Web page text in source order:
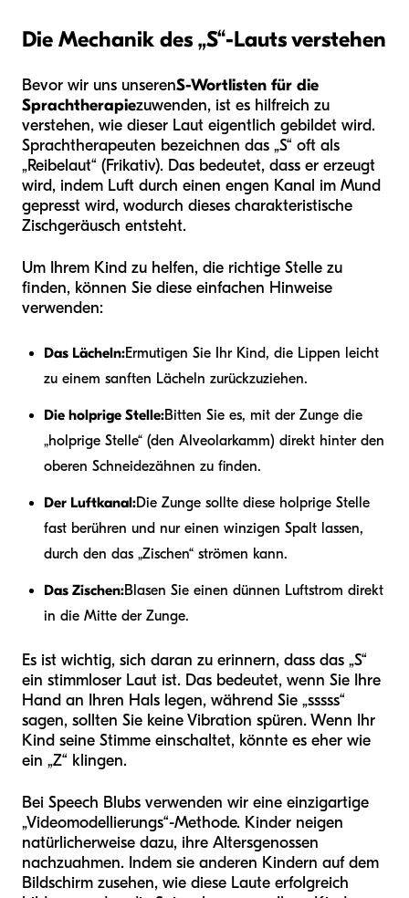
Die Mechanik des „S“-Lauts verstehen
Bevor wir uns unserenS-Wortlisten für die
Sprachtherapiezuwenden, ist es hilfreich zu
verstehen, wie dieser Laut eigentlich gebildet wird.
Sprachtherapeuten bezeichnen das „S“ oft als
„Reibelaut“ (Frikativ). Das bedeutet, dass er erzeugt
wird, indem Luft durch einen engen Kanal im Mund
gepresst wird, wodurch dieses charakteristische
Zischgeräusch entsteht.
Um Ihrem Kind zu helfen, die richtige Stelle zu
finden, können Sie diese einfachen Hinweise
verwenden:
Das Lächeln:Ermutigen Sie Ihr Kind, die Lippen leicht
zu einem sanften Lächeln zurückzuziehen.
Die holprige Stelle:Bitten Sie es, mit der Zunge die
„holprige Stelle“ (den Alveolarkamm) direkt hinter den
oberen Schneidezähnen zu finden.
Der Luftkanal:Die Zunge sollte diese holprige Stelle
fast berühren und nur einen winzigen Spalt lassen,
durch den das „Zischen“ strömen kann.
Das Zischen:Blasen Sie einen dünnen Luftstrom direkt
in die Mitte der Zunge.
Es ist wichtig, sich daran zu erinnern, dass das „S“
ein stimmloser Laut ist. Das bedeutet, wenn Sie Ihre
Hand an Ihren Hals legen, während Sie „sssss“
sagen, sollten Sie keine Vibration spüren. Wenn Ihr
Kind seine Stimme einschaltet, könnte es eher wie
ein „Z“ klingen.
Bei Speech Blubs verwenden wir eine einzigartige
„Videomodellierungs“-Methode. Kinder neigen
natürlicherweise dazu, ihre Altersgenossen
nachzuahmen. Indem sie anderen Kindern auf dem
Bildschirm zusehen, wie diese Laute erfolgreich